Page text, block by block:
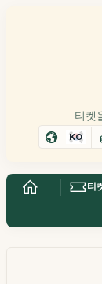
티켓
KO
티